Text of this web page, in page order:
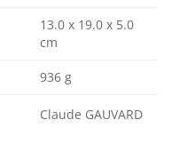
13.0 x 19.0 x 5.0
cm
936 g
Claude GAUVARD